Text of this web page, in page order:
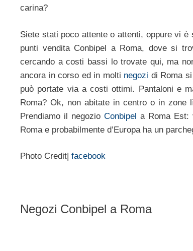
carina?
Siete stati poco attente o attenti, oppure vi è
punti vendita Conbipel a Roma, dove si
cercando a costi bassi lo trovate qui, ma
ancora in corso ed in molti negozi di Roma
può portate via a costi ottimi. Pantaloni e
Roma? Ok, non abitate in centro o in zone
Prendiamo il negozio Conbipel a Roma Est:
Roma e probabilmente d’Europa ha un
Photo Credit| facebook
Negozi Conbipel a Roma